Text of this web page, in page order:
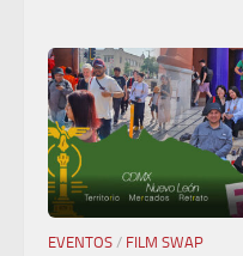
EVENTOS / FILM SWAP